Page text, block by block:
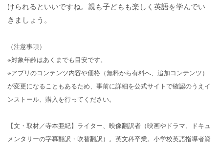
けられるといいですね。親も子どもも楽しく英語を学んでい
きましょう。
（注意事項）
※対象年齢はあくまでも目安です。
※アプリのコンテンツ内容や価格（無料から有料へ、追加コンテンツ）
が変更になることもあるため、事前に詳細を公式サイトで確認のうえイ
ンストール、購入を行ってください。
【文・取材／寺本亜紀】ライター、映像翻訳者（映画やドラマ、ドキュ
メンタリーの字幕翻訳・吹替翻訳）。英文科卒業。小学校英語指導者資